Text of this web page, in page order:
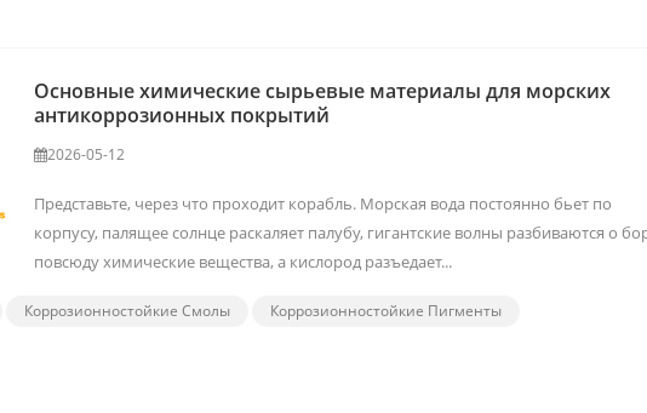
Основные химические сырьевые материалы для морских
антикоррозионных покрытий
2026-05-12
Представьте, через что проходит корабль. Морская вода постоянно бьет по
корпусу, палящее солнце раскаляет палубу, гигантские волны разбиваются о
повсюду химические вещества, а кислород разъедает...
Коррозионностойкие Смолы Коррозионностойкие Пигменты